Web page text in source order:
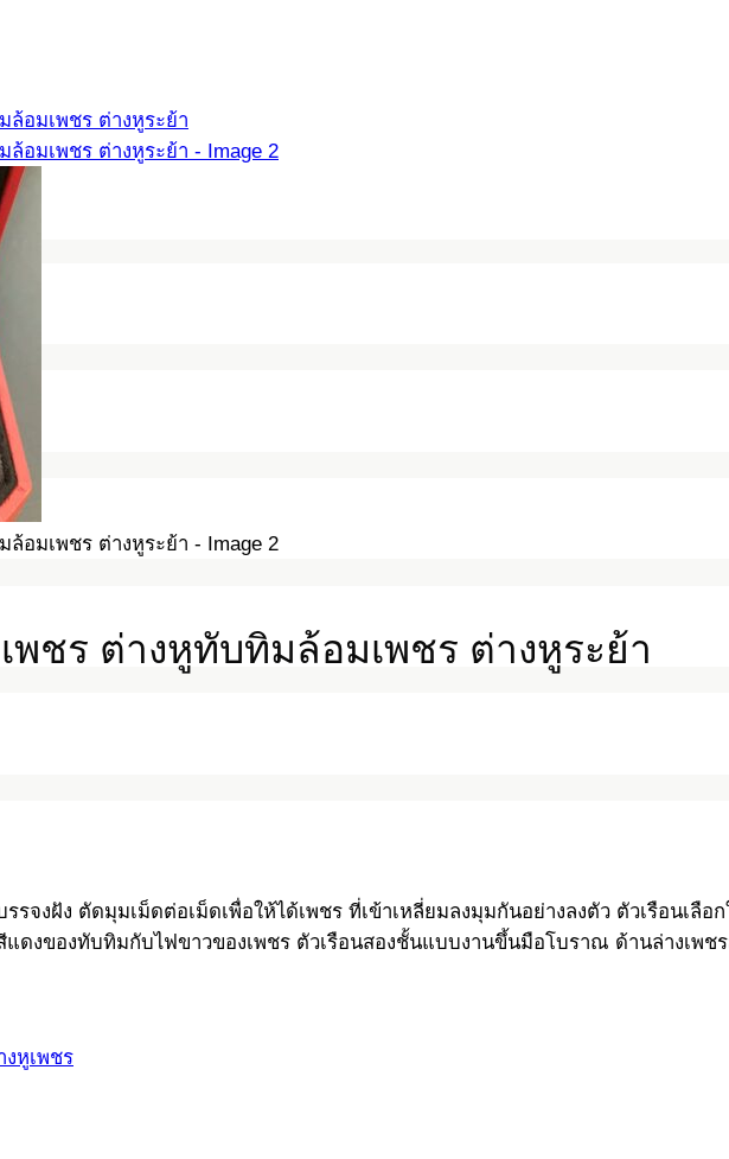
พชร ต่างหูทับทิมล้อมเพชร ต่างหูระย้า
จงฝัง ตัดมุมเม็ดต่อเม็ดเพื่อให้ได้เพชร ที่เข้าเหลี่ยมลงมุมกันอย่างลงตัว ตัวเรือนเลือก
ดงของทับทิมกับไฟขาวของเพชร ตัวเรือนสองชั้นแบบงานขึ้นมือโบราณ ด้านล่างเพช